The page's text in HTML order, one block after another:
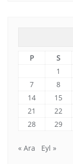
P S
1
7
8
14
15
21
22
28
29
« Ara Eyl »